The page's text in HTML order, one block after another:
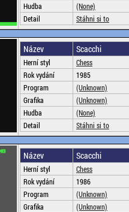
Hudba
(None)
Detail
Stáhni si to
Název Scacchi
Herní styl
Chess
Rok vydání
1985
Program
(Unknown)
Grafika
(Unknown)
Hudba
(None)
Detail
Stáhni si to
Název Scacchi
Herní styl
Chess
Rok vydání
1986
Program
(Unknown)
Grafika
(Unknown)